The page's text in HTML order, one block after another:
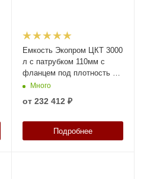
Емкость Экопром ЦКТ 3000
л с патрубком 110мм с
фланцем под плотность до
1,5 г/см³ белая в обрешетке
Много
от 232 412 ₽
Подробнее